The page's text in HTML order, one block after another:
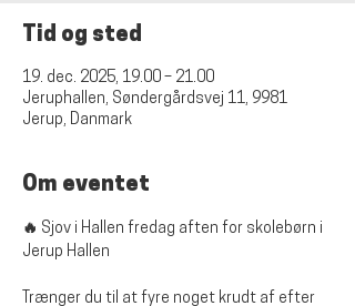
Tid og sted
19. dec. 2025, 19.00 – 21.00
Jeruphallen, Søndergårdsvej 11, 9981
Jerup, Danmark
Om eventet
🔥 Sjov i Hallen fredag aften for skolebørn i
Jerup Hallen
Trænger du til at fyre noget krudt af efter